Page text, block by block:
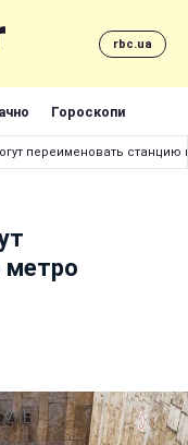
rbc.ua
Гороскопи
переименовать
метро